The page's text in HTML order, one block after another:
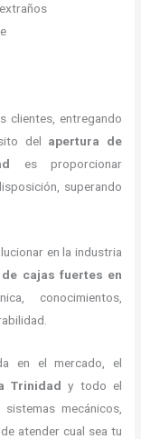
clientes, entregando
del apertura de
es proporcionar
superando
en la industria
cajas fuertes en
conocimientos,
en el mercado, el
Trinidad y todo el
mecánicos,
atender cual sea tu